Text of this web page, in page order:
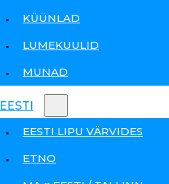
KÜÜNLAD
LUMEKUULID
MUNAD
EESTI
EESTI LIPU VÄRVIDES
ETNO